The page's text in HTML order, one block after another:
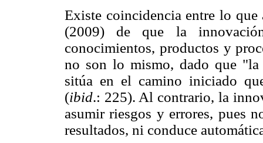
Existe coincidencia entre lo
(2009) de que la
conocimientos, productos y
no son lo mismo, dado que "la
sitúa en el camino iniciado
(ibid.: 225). Al contrario, la
asumir riesgos y errores, pues
resultados, ni conduce